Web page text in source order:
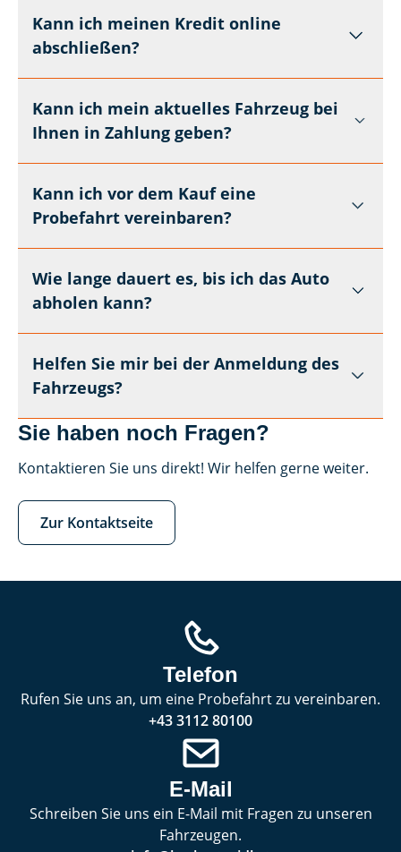
Kann ich meinen Kredit online
abschließen?
Kann ich mein aktuelles Fahrzeug bei
Ihnen in Zahlung geben?
Kann ich vor dem Kauf eine
Probefahrt vereinbaren?
Wie lange dauert es, bis ich das Auto
abholen kann?
Helfen Sie mir bei der Anmeldung des
Fahrzeugs?
Sie haben noch Fragen?
Kontaktieren Sie uns direkt! Wir helfen gerne weiter.
Zur Kontaktseite
Telefon
Rufen Sie uns an, um eine Probefahrt zu vereinbaren.
+43 3112 80100
E-Mail
Schreiben Sie uns ein E-Mail mit Fragen zu unseren
Fahrzeugen.